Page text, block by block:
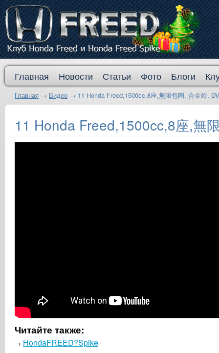
Главная Новости Статьи Фото Блоги
Главная → Видео → 11 Honda Freed,1500cc,8座,無限包圍, 合金鈴,
11 Honda Freed,1500cc,8座,無
Читайте также:
→ HondaFREED?Spike